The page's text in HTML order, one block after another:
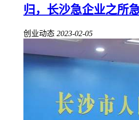
归，长沙急企业之所
创业动态 2023-02-05